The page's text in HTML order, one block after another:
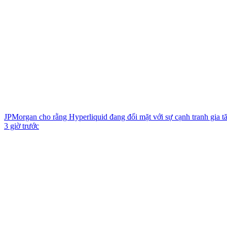
JPMorgan cho rằng Hyperliquid đang đối mặt với sự cạnh tranh
3 giờ trước